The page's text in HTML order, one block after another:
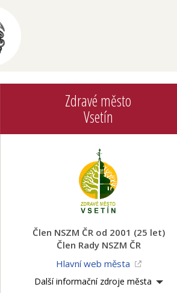
Zdravé město
Vsetín
Člen NSZM ČR od 2001 (25 let)
Člen Rady NSZM ČR
Hlavní web města
Další informační zdroje města